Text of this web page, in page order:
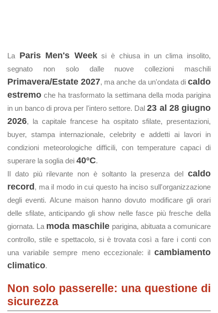
La Paris Men's Weeksi è chiusa in un clima insolito,
segnato non solo dalle nuove collezioni maschili
Primavera/Estate 2027, ma anche da un'ondata dicaldo
estremo che ha trasformato la settimana della moda parigina
in un banco di prova per l'intero settore. Dal23 al 28 giugno
2026, la capitale francese ha ospitato sfilate, presentazioni,
buyer, stampa internazionale, celebrity e addetti ai lavori in
condizioni meteorologiche difficili, con temperature capaci di
superare la soglia dei 40°C.
Il dato più rilevante non è soltanto la presenza del caldo
record , ma il modo in cui questo ha inciso sull'organizzazione
degli eventi. Alcune maison hanno dovuto modificare gli orari
delle sfilate, anticipando gli show nelle fasce più fresche della
giornata. La moda maschile parigina, abituata a comunicare
controllo, stile e spettacolo, si è trovata così a fare i conti con
una variabile sempre meno eccezionale: il cambiamento
climatico.
Non solo passerelle: una questione di
sicurezza